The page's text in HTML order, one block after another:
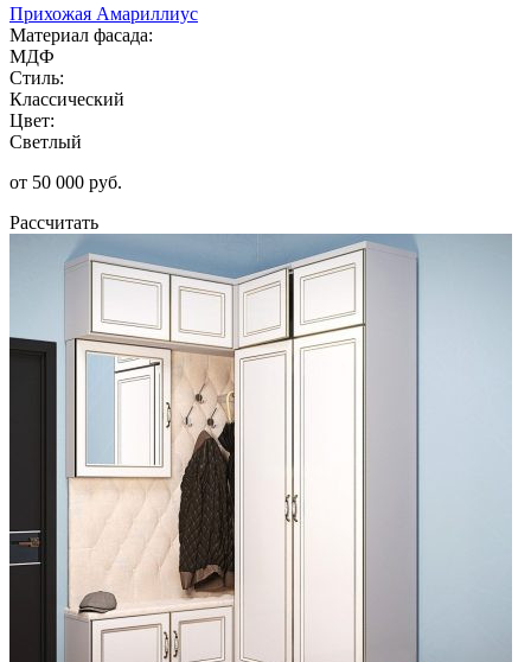
Прихожая Амариллиус
Материал фасада:
МДФ
Стиль:
Классический
Цвет:
Светлый
от 50 000 руб.
Рассчитать